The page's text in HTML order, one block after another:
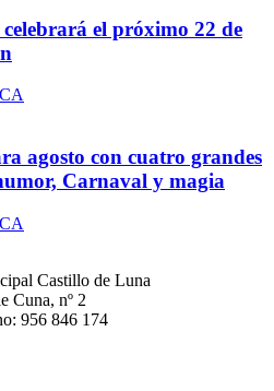
el próximo 22 de
agosto con cuatro grandes
Carnaval y magia
Castillo de Luna
Cuna, nº 2
956 846 174